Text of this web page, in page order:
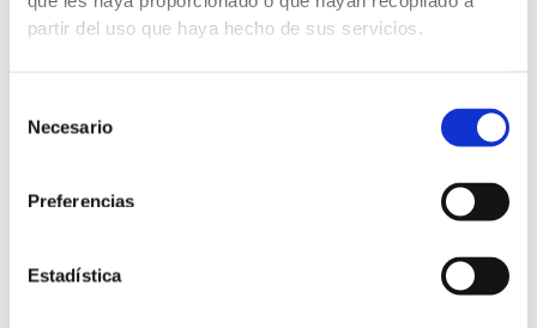
partir del uso que haya hecho de sus servicios.
Necesario
Preferencias
Estadística
OBRE NOSOTROS
Dirección: Av. Alcora 421 12006 CastellónDe La
administracion@fundacionaspropace.org